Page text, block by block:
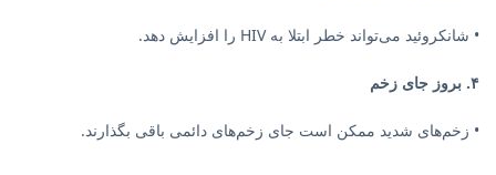
• شانکروئید می‌تواند خطر ابتلا به HIV را افزایش دهد.
۴. بروز جای زخم
• زخم‌های شدید ممکن است جای زخم‌های دائمی باقی بگذارند.